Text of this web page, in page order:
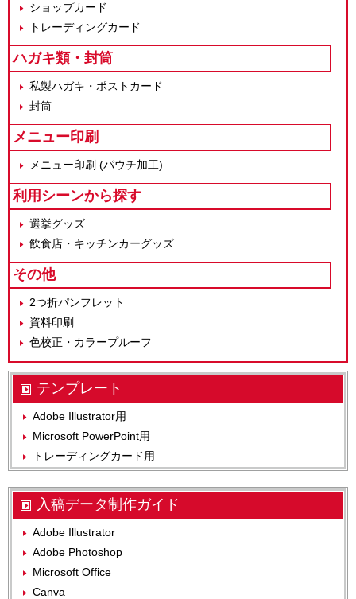
ショップカード
トレーディングカード
ハガキ類・封筒
私製ハガキ・ポストカード
封筒
メニュー印刷
メニュー印刷 (パウチ加工)
利用シーンから探す
選挙グッズ
飲食店・キッチンカーグッズ
その他
2つ折パンフレット
資料印刷
色校正・カラープルーフ
テンプレート
Adobe Illustrator用
Microsoft PowerPoint用
トレーディングカード用
入稿データ制作ガイド
Adobe Illustrator
Adobe Photoshop
Microsoft Office
Canva